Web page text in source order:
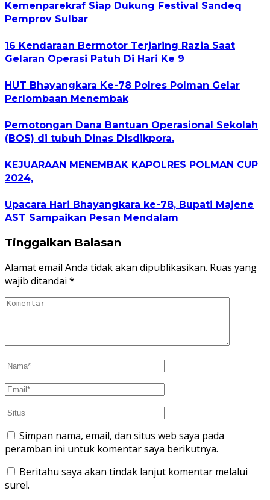
Kemenparekraf Siap Dukung Festival Sandeq
Pemprov Sulbar
16 Kendaraan Bermotor Terjaring Razia Saat
Gelaran Operasi Patuh Di Hari Ke 9
HUT Bhayangkara Ke-78 Polres Polman Gelar
Perlombaan Menembak
Pemotongan Dana Bantuan Operasional Sekolah
(BOS) di tubuh Dinas Disdikpora.
KEJUARAAN MENEMBAK KAPOLRES POLMAN CUP
2024,
Upacara Hari Bhayangkara ke-78, Bupati Majene
AST Sampaikan Pesan Mendalam
Tinggalkan Balasan
Alamat email Anda tidak akan dipublikasikan. Ruas yang
wajib ditandai *
Simpan nama, email, dan situs web saya pada
peramban ini untuk komentar saya berikutnya.
Beritahu saya akan tindak lanjut komentar melalui
surel.